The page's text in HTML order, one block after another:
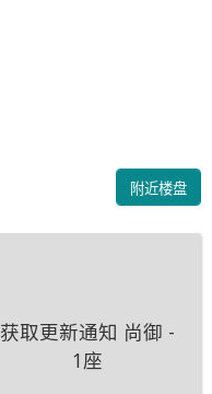
附近楼盘
获取更新通知 尚御 -
1座